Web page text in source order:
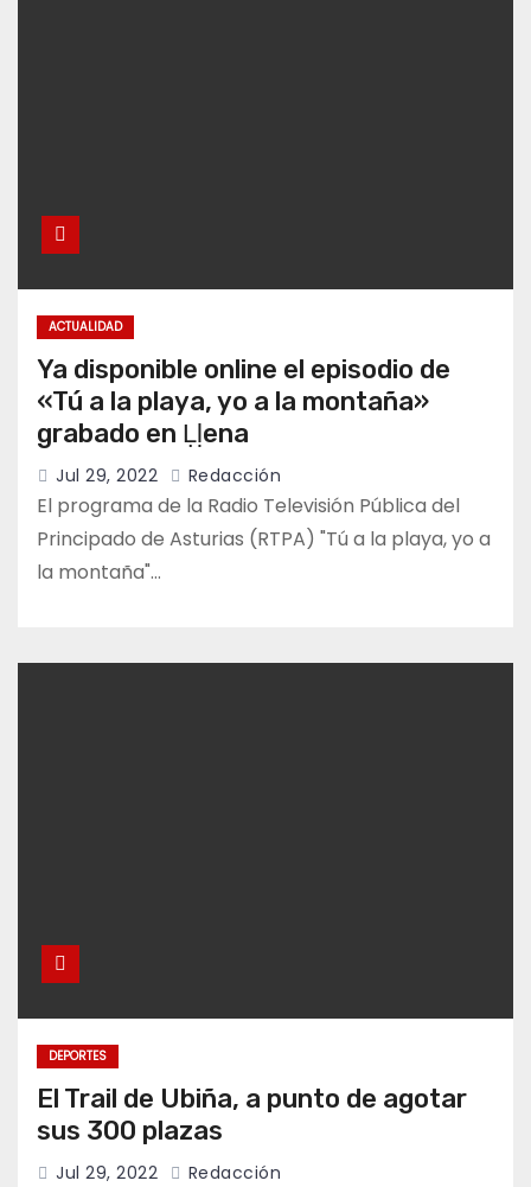
ACTUALIDAD
Ya disponible online el episodio de
«Tú a la playa, yo a la montaña»
grabado en Ḷḷena
Jul 29, 2022 Redacción
El programa de la Radio Televisión Pública del
Principado de Asturias (RTPA) "Tú a la playa, yo a
la montaña"…
DEPORTES
El Trail de Ubiña, a punto de agotar
sus 300 plazas
Jul 29, 2022 Redacción